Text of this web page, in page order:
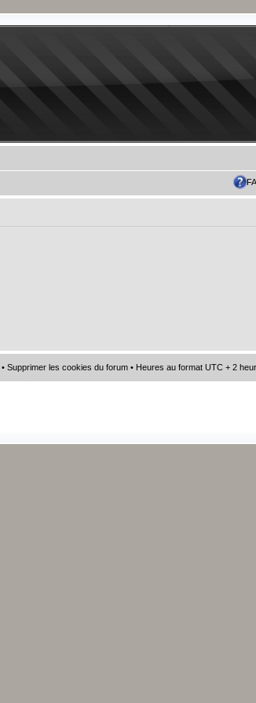
•Supprimer les cookies du forum • Heures au format UTC + 2